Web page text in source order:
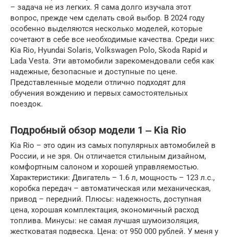
– задача не из легких. Я сама долго изучала этот
вопрос, прежде чем сделать свой выбор. В 2024 году
особенно выделяются несколько моделей, которые
сочетают в себе все необходимые качества. Среди них:
Kia Rio, Hyundai Solaris, Volkswagen Polo, Skoda Rapid и
Lada Vesta. Эти автомобили зарекомендовали себя как
надежные, безопасные и доступные по цене.
Представленные модели отлично подходят для
обучения вождению и первых самостоятельных
поездок.
Подробный обзор модели 1 ‒ Kia Rio
Kia Rio – это один из самых популярных автомобилей в
России, и не зря. Он отличается стильным дизайном,
комфортным салоном и хорошей управляемостью.
Характеристики: Двигатель – 1.6 л, мощность – 123 л.с.,
коробка передач – автоматическая или механическая,
привод – передний. Плюсы: надежность, доступная
цена, хорошая комплектация, экономичный расход
топлива. Минусы: не самая лучшая шумоизоляция,
жестковатая подвеска. Цена: от 950 000 рублей. У меня у